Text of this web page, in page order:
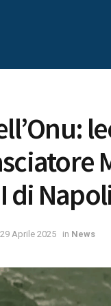
di
29 Aprile 2025 in News